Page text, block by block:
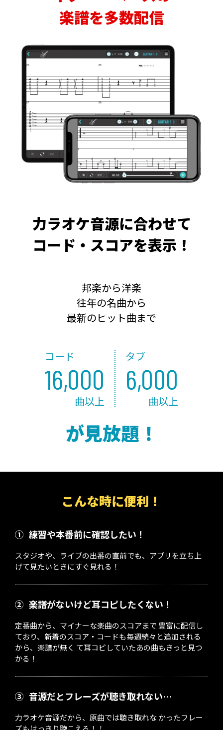
楽譜を多数配信
力ラオケ音源に合わせて
コード・スコアを表示！
邦楽から洋楽
往年の名曲から
最新のヒット曲まで
コード
16,000
曲以上
タブ
6,000
曲以上
が見放題！
こんな時に便利！
① 練習や本番前に確認したい！
スタジオや、ライブの出番の直前でも、アプリを立ち上
げて見たいときにすぐ見れる！
② 楽譜がないけど耳コピしたくない！
定番曲から、マイナーな楽曲のスコアまで 豊富に配信し
ており、新着のスコア・コードも毎週続々と追加される
から、楽譜が無く て耳コピしていたあの曲もきっと見つ
かる！
③ 音源だとフレーズが聴き取れない…
力ラオケ音源だから、原曲では聴き取れな かったフレー